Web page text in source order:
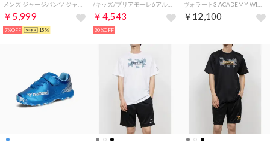
￥5,999
7%OFF 15%
￥4,543
30%OFF
￥12,100